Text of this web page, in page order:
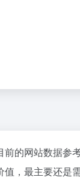
前的网站数据参
，最主要还是